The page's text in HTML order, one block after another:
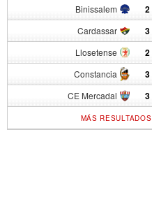
Binissalem 2
Cardassar 3
Llosetense 2
Constancia 3
CE Mercadal 3
MÁS RESULTADOS